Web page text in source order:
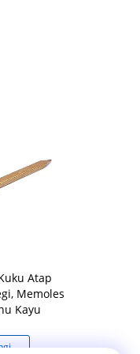
Atap
Memoles
Kayu